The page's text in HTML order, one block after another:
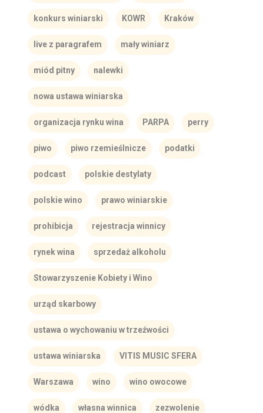
konkurs winiarski KOWR Kraków
live z paragrafem mały winiarz
miód pitny nalewki
nowa ustawa winiarska
organizacja rynku wina PARPA perry
piwo piwo rzemieślnicze podatki
podcast polskie destylaty
polskie wino prawo winiarskie
prohibicja rejestracja winnicy
rynek wina sprzedaż alkoholu
Stowarzyszenie Kobiety i Wino
urząd skarbowy
ustawa o wychowaniu w trzeźwości
ustawa winiarska VITIS MUSIC SFERA
Warszawa wino wino owocowe
wódka własna winnica zezwolenie